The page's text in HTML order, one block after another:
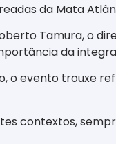
da Mata
Tamura, o
da
evento trouxe
contextos,